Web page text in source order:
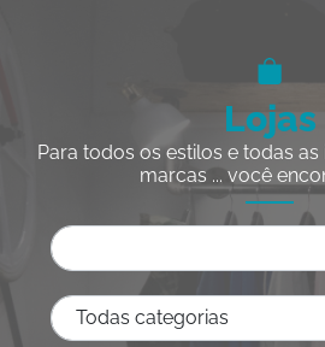
Lojas
Para todos os estilos e todas
marcas ... você